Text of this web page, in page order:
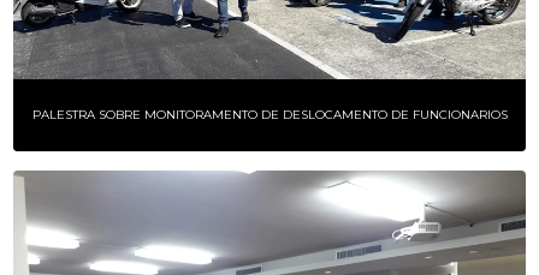
PALESTRA SOBRE MONITORAMENTO DE DESLOCAMENTO DE FUNCIONARIOS